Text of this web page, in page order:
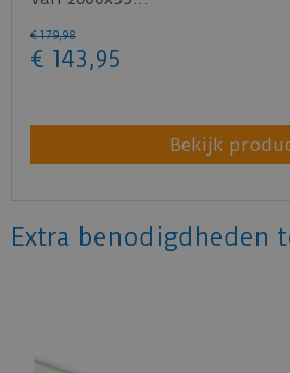
€ 179,98
€ 143 ,95
Bekijk
Extra benodigdheden